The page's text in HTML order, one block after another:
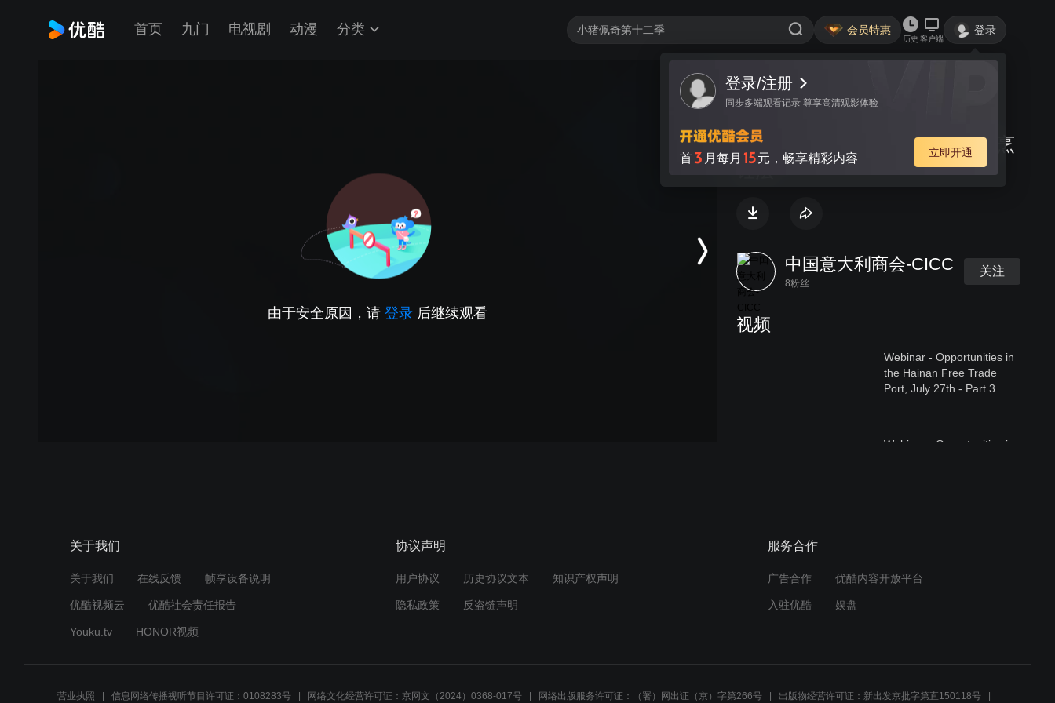
首页 九门 电视剧 动漫 分类 会员特惠
历史 客户端
登录
登录/注册
同步多端观看记录 尊享高清观影体验
首3 月每月 15元，畅享精彩内容 立即开通
由于安全原因，请 登录 后继续观看
视频 讨论
正宗意大利风味 - Aglio&Olio 面烹
饪法
中国意大利商会-CICC
8粉丝
关注
视频
Webinar - Opportunities in
the Hainan Free Trade
Port, July 27th - Part 3
Webinar - Opportunities in
关于我们
关于我们 在线反馈 帧享设备说明
优酷视频云 优酷社会责任报告
Youku.tv HONOR视频
协议声明
用户协议 历史协议文本 知识产权声明
隐私政策 反盗链声明
服务合作
广告合作 优酷内容开放平台
入驻优酷 娱盘
营业执照 信息网络传播视听节目许可证：0108283号 网络文化经营许可证：京网文（2024）0368-017号 网络出版服务许可证：（署）网出证（京）字第266号 出版物经营许可证：新出发京批字第直150118号